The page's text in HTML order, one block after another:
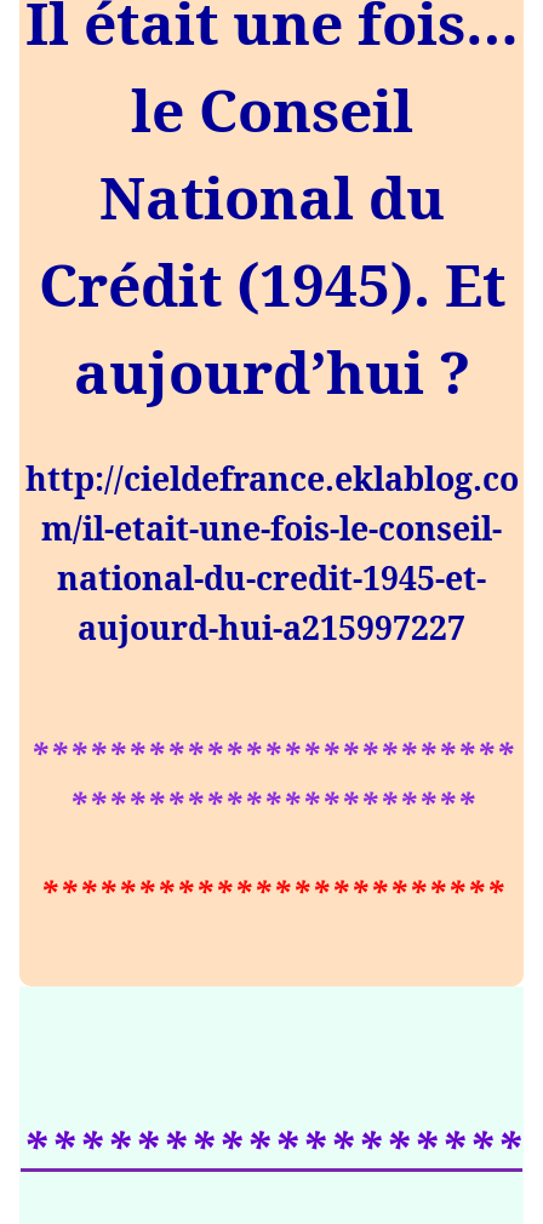
Il était une fois…
le Conseil
National du
Crédit (1945). Et
aujourd’hui ?
http://cieldefrance.eklablog.co
m/il-etait-une-fois-le-conseil-
national-du-credit-1945-et-
aujourd-hui-a215997227
*************************
*********************
************************
******************